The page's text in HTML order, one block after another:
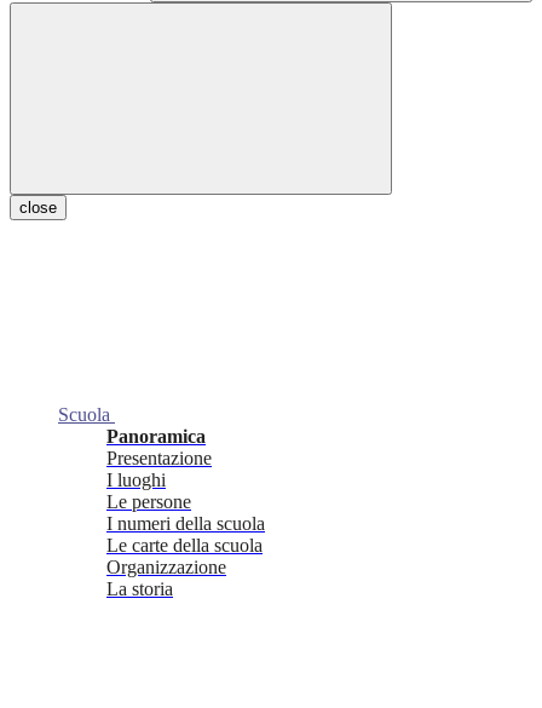
close
Scuola
Panoramica
Presentazione
I luoghi
Le persone
I numeri della scuola
Le carte della scuola
Organizzazione
La storia